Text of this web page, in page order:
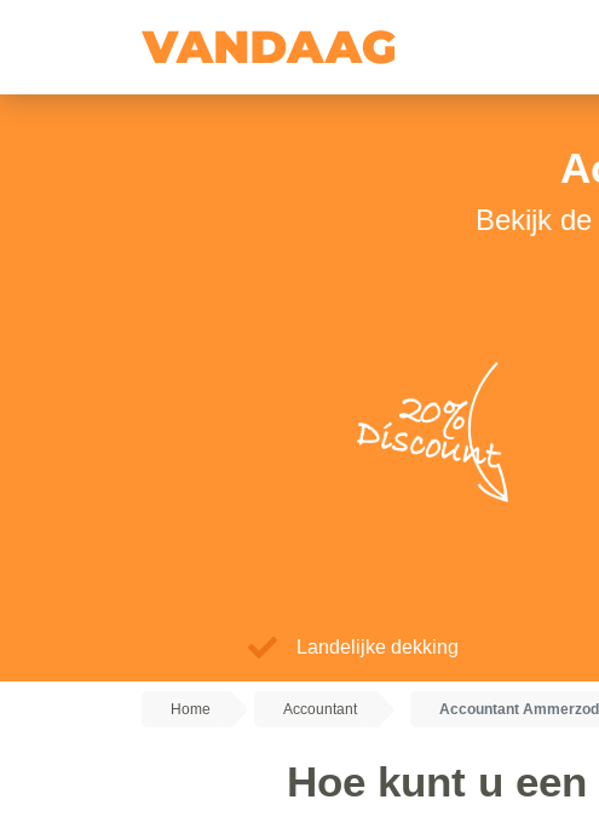
Bekijk
20%
Discount
Landelijke dekking
Home Accountant Accountant
Hoe kunt u